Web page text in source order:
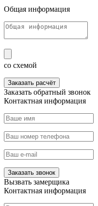
Общая информация
со схемой
Заказать расчёт
Заказать обратный звонок
Контактная информация
Заказать звонок
Вызвать замерщика
Контактная информация